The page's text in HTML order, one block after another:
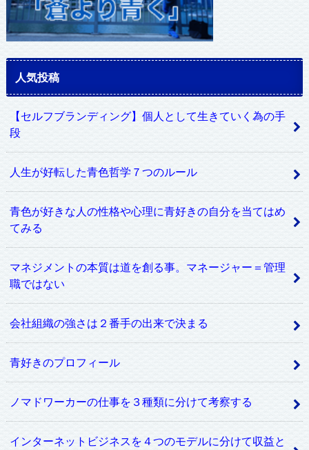
人気投稿
【セルフブランディング】個人として生きていく為の手
段
人生が好転した青色哲学７つのルール
青色が好きな人の性格や心理に青好きの自分を当てはめ
てみる
マネジメントの本質は道を創る事。マネージャー＝管理
職ではない
会社組織の強さは２番手の出来で決まる
青好きのプロフィール
ノマドワーカーの仕事を３種類に分けて考察する
インターネットビジネスを４つのモデルに分けて収益と